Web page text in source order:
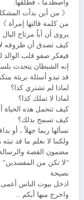
واصطدما ، فطلقها.
《 ‌‌من أين بدأت
من كلمة قالتها إمرأة 》
يروى أن أباً مرتاح
كيف تصدق أن ظروفه
فيعكر صفو قلب الوالد
إنه الشيطان يتحدث
قد تبدو أسئلة بريئة
لماذا لم تشتري كذا؟
لماذا لا تملك كذا؟
كيف تتحمل هذه
كيف تسمح بذلك؟
نسألها ربما جهلاً ، أو
ولكننا لا نعلم ما قد
مضمون القصة
“لا تكن من المفسدين”‍‌‍‍‍‍‍‍‍‍‍‍‍‍‍‍‍‍‍‍‍‍‍‍‍‍‍‍‍‍‍‍‍‍‍‍‍‍‍‍‍‍‍‍‌‍‌‌
نصيحة‍‍‌
ادخل بيوت الناس أعمى
واخرج منها أبكم ..